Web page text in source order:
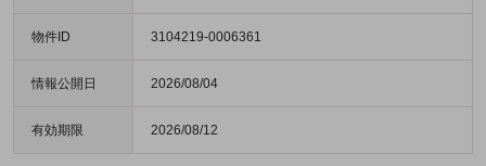
物件ID 3104219-0006361
情報公開日 2026/08/04
有効期限 2026/08/12